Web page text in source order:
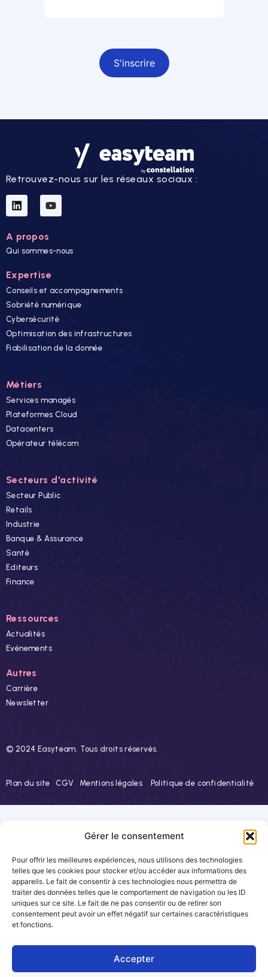
Gérer le consentement
Pour offrir les meilleures expériences, nous utilisons des technologies
telles que les cookies pour stocker et/ou accéder aux informations des
appareils. Le fait de consentir à ces technologies nous permettra de
traiter des données telles que le comportement de navigation ou les ID
uniques sur ce site. Le fait de ne pas consentir ou de retirer son
consentement peut avoir un effet négatif sur certaines caractéristiques
et fonctions.
Accepter
Retrouvez-nous sur les réseaux sociaux :
A propos
Qui sommes-nous
Expertise
Conseils et accompagnements
Sobriété numérique
Cybersécurité
Optimisation des infrastructures
Fiabilisation de la donnée
Métiers
Services managés
Plateformes Cloud
Datacenters
Opérateur télécom
Secteurs d'activité
Secteur Public
Retails
Industrie
Banque & Assurance
Santé
Editeurs
Finance
Ressources
Actualités
Evénements
Autres
Carrière
Newsletter
© 2024 Easyteam. Tous droits réservés.
Plan du site CGV Mentions légales Politique de confidentialité